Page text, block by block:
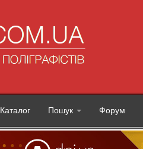
Каталог Пошук Форум